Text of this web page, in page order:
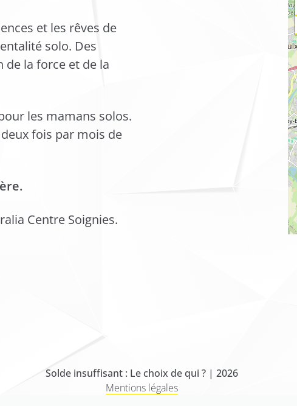
et les rêves de
solo. Des
de la force et de la
les mamans solos.
fois par mois de
Centre Soignies.
Solde insuffisant : Le choix de qui ? | 2026
Mentions légales